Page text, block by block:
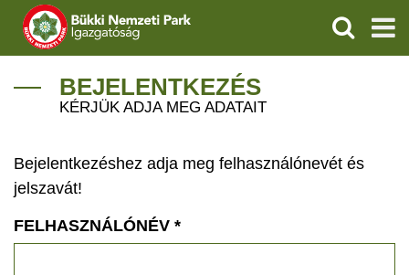
IGAZGATÓSÁG
VÍZVÉDELEM
ÖKOTURIZMUS
KERESÉS
BEJELENTKEZÉS
KÉRJÜK ADJA MEG ADATAIT
Bejelentkezéshez adja meg felhasználónevét és
jelszavát!
FELHASZNÁLÓNÉV *